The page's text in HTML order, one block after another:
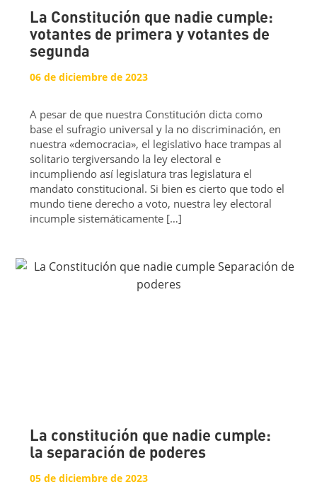
La Constitución que nadie cumple:
votantes de primera y votantes de
segunda
06 de diciembre de 2023
A pesar de que nuestra Constitución dicta como
base el sufragio universal y la no discriminación, en
nuestra «democracia», el legislativo hace trampas al
solitario tergiversando la ley electoral e
incumpliendo así legislatura tras legislatura el
mandato constitucional. Si bien es cierto que todo el
mundo tiene derecho a voto, nuestra ley electoral
incumple sistemáticamente […]
La constitución que nadie cumple:
la separación de poderes
05 de diciembre de 2023